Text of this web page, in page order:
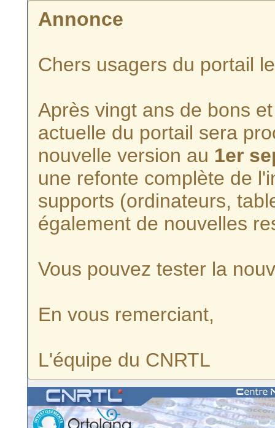
Annonce
Chers usagers du portail
Après vingt ans de bons
actuelle du portail sera
nouvelle version au 1er
une refonte complète de
supports (ordinateurs,
également de nouvelles
Vous pouvez tester la
En vous remerciant,
L'équipe du CNRTL